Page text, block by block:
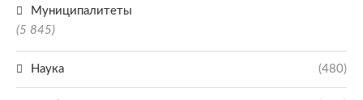
Муниципалитеты
(5 845)
Наука (480)